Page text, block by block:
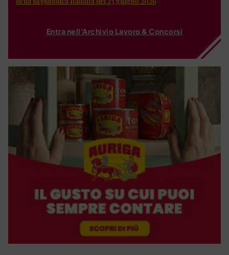
Entra nell'Archivio Lavoro & Concorsi